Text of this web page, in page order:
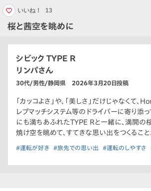
桜と茜空を眺めに
いいね！ 13
シビック TYPE R
リンパさん
30代/男性/静岡県 2026年3月20日投稿
「カッコよさ」や、「美しさ」だけじゃなくて
レブマッチシステム等のドライバーに寄り添っ
にも満ちあふれたTYPE Rと一緒に、満開の
焼け空を眺めて、すてきな思い出をつくること
#運転が好き #旅先での思い出 #運転のしやすさ